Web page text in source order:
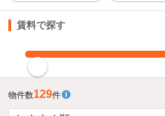
賃料で探す
物件数129件